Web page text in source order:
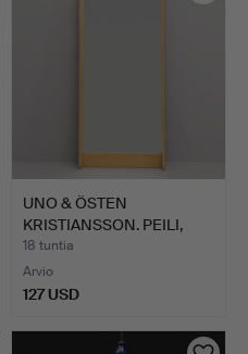
UNO & ÖSTEN
KRISTIANSSON. PEILI,
"Breda", …
18 tuntia
Arvio
127 USD